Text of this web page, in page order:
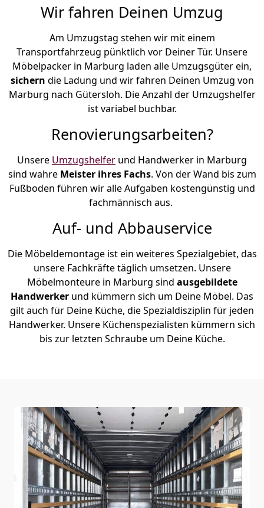
Wir fahren Deinen Umzug
Am Umzugstag stehen wir mit einem
Transportfahrzeug pünktlich vor Deiner Tür. Unsere
Möbelpacker in Marburg laden alle Umzugsgüter ein,
sichern die Ladung und wir fahren Deinen Umzug von
Marburg nach Gütersloh. Die Anzahl der Umzugshelfer
ist variabel buchbar.
Renovierungsarbeiten?
Unsere Umzugshelfer und Handwerker in Marburg
sind wahre Meister ihres Fachs. Von der Wand bis zum
Fußboden führen wir alle Aufgaben kostengünstig und
fachmännisch aus.
Auf- und Abbauservice
Die Möbeldemontage ist ein weiteres Spezialgebiet, das
unsere Fachkräfte täglich umsetzen. Unsere
Möbelmonteure in Marburg sind ausgebildete
Handwerker und kümmern sich um Deine Möbel. Das
gilt auch für Deine Küche, die Spezialdisziplin für jeden
Handwerker. Unsere Küchenspezialisten kümmern sich
bis zur letzten Schraube um Deine Küche.